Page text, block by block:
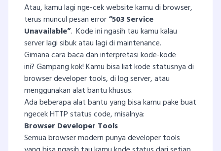
Atau, kamu lagi nge-cek website kamu di browser,
terus muncul pesan error“503 Service
Unavailable”. Kode ini ngasih tau kamu kalau
server lagi sibuk atau lagi di maintenance.
Gimana cara baca dan interpretasi kode-kode
ini? Gampang kok! Kamu bisa liat kode statusnya di
browser developer tools, di log server, atau
menggunakan alat bantu khusus.
Ada beberapa alat bantu yang bisa kamu pake buat
ngecek HTTP status code, misalnya:
Browser Developer Tools
Semua browser modern punya developer tools